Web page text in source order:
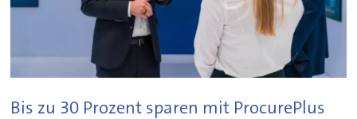
Bis zu 30 Prozent sparen mit ProcurePlus